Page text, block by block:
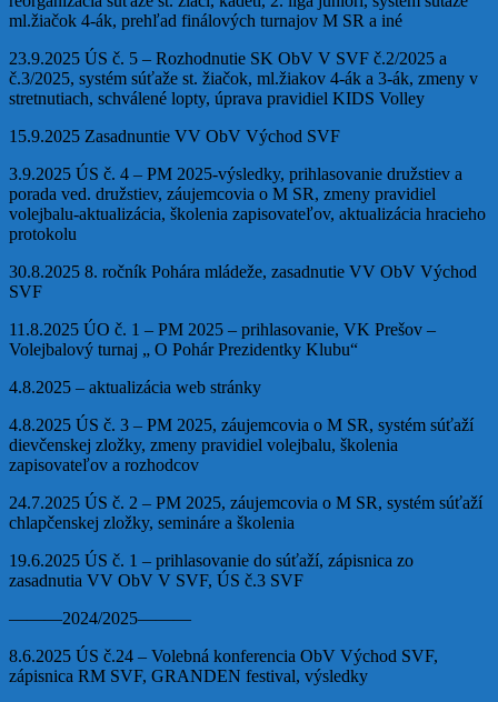
ml.žiačok 4-ák, prehľad finálových turnajov M SR a iné
23.9.2025 ÚS č. 5 – Rozhodnutie SK ObV V SVF č.2/2025 a
č.3/2025, systém súťaže st. žiačok, ml.žiakov 4-ák a 3-ák, zmeny v
stretnutiach, schválené lopty, úprava pravidiel KIDS Volley
15.9.2025 Zasadnuntie VV ObV Východ SVF
3.9.2025 ÚS č. 4 – PM 2025-výsledky, prihlasovanie družstiev a
porada ved. družstiev, záujemcovia o M SR, zmeny pravidiel
volejbalu-aktualizácia, školenia zapisovateľov, aktualizácia hracieho
protokolu
30.8.2025 8. ročník Pohára mládeže, zasadnutie VV ObV Východ
SVF
11.8.2025 ÚO č. 1 – PM 2025 – prihlasovanie, VK Prešov –
Volejbalový turnaj „ O Pohár Prezidentky Klubu“
4.8.2025 – aktualizácia web stránky
4.8.2025 ÚS č. 3 – PM 2025, záujemcovia o M SR, systém súťaží
dievčenskej zložky, zmeny pravidiel volejbalu, školenia
zapisovateľov a rozhodcov
24.7.2025 ÚS č. 2 – PM 2025, záujemcovia o M SR, systém súťaží
chlapčenskej zložky, semináre a školenia
19.6.2025 ÚS č. 1 – prihlasovanie do súťaží, zápisnica zo
zasadnutia VV ObV V SVF, ÚS č.3 SVF
———2024/2025———
8.6.2025 ÚS č.24 – Volebná konferencia ObV Východ SVF,
zápisnica RM SVF, GRANDEN festival, výsledky